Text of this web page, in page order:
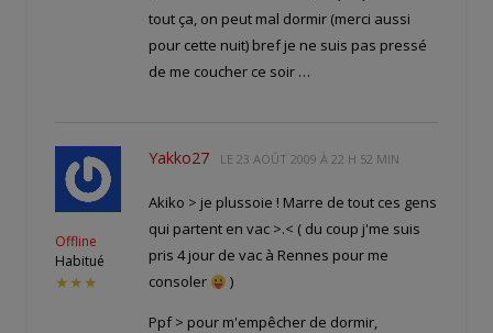
tout ça, on peut mal dormir (merci aussi
pour cette nuit) bref je ne suis pas pressé
de me coucher ce soir …
Offline
Habitué
★★★
Yakko27 LE 23 AOÛT 2009 À 22 H 52 MIN
Akiko > je plussoie ! Marre de tout ces gens
qui partent en vac >.< ( du coup j'me suis
pris 4 jour de vac à Rennes pour me
consoler
)
Ppf > pour m'empêcher de dormir,